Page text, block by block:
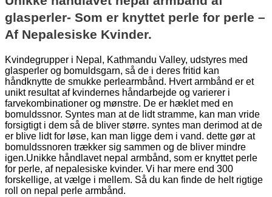
glasperler- Som er knyttet perle for perle –
Af Nepalesiske Kvinder.
Kvindegrupper i Nepal, Kathmandu Valley, udstyres med
glasperler og bomuldsgarn, så de i deres fritid kan
håndknytte de smukke perlearmbånd. Hvert armbånd er et
unikt resultat af kvindernes håndarbejde og varierer i
farvekombinationer og mønstre. De er hæklet med en
bomuldssnor. Syntes man at de lidt stramme, kan man vride
forsigtigt i dem så de bliver større. syntes man derimod at de
er blive lidt for løse, kan man ligge dem i vand. dette gør at
bomuldssnoren trækker sig sammen og de bliver mindre
igen.Unikke håndlavet nepal armbånd, som er knyttet perle
for perle, af nepalesiske kvinder. Vi har mere end 300
forskellige, at vælge i mellem. Så du kan finde de helt rigtige
roll on nepal perle armbånd.